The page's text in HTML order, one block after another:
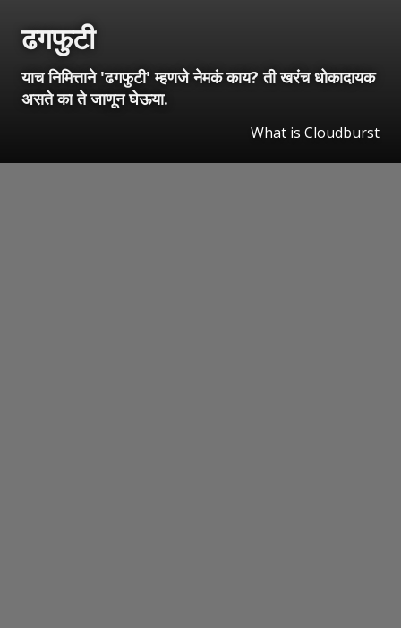
ढगफुटी
याच निमित्ताने 'ढगफुटी' म्हणजे नेमकं काय? ती खरंच धोकादायक
असते का ते जाणून घेऊया.
What is Cloudburst